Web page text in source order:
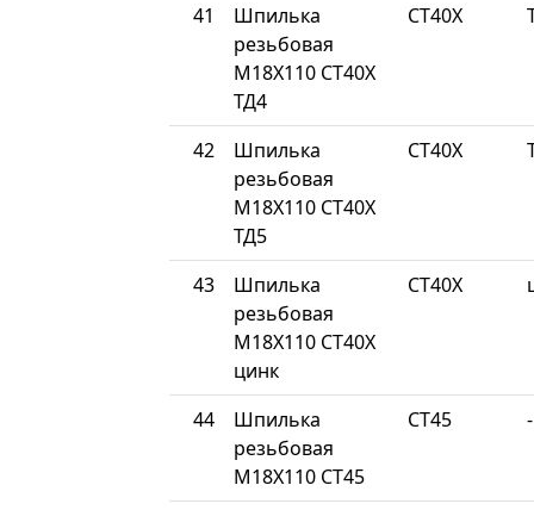
41
Шпилька
резьбовая
М18Х110 СТ40Х
ТД4
СТ40Х
42
Шпилька
резьбовая
М18Х110 СТ40Х
ТД5
СТ40Х
43
Шпилька
резьбовая
М18Х110 СТ40Х
цинк
СТ40Х
44
Шпилька
резьбовая
М18Х110 СТ45
СТ45 -